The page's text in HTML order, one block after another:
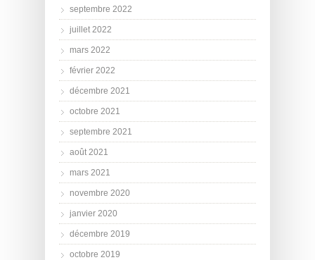
septembre 2022
juillet 2022
mars 2022
février 2022
décembre 2021
octobre 2021
septembre 2021
août 2021
mars 2021
novembre 2020
janvier 2020
décembre 2019
octobre 2019